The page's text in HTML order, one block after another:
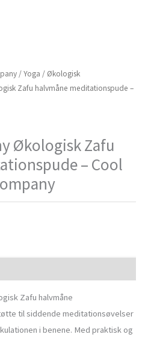
/Yoga / Økologisk
Zafu halvmåne meditationspude –
Økologisk Zafu
– Cool
Zafu halvmåne
til siddende meditationsøvelser
i benene. Med praktisk og